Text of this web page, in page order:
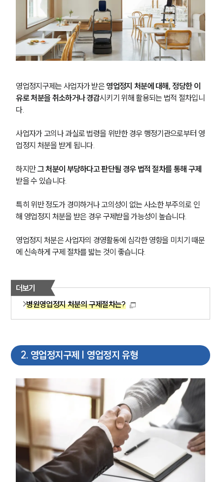
영업정지구제는 사업자가 받은 영업정지 처분에 대해, 정당한 이
유로 처분을 취소하거나 경감시키기 위해 활용되는 법적 절차입니
다.
사업자가 고의나 과실로 법령을 위반한 경우 행정기관으로부터 영
업정지 처분을 받게 됩니다.
하지만 그 처분이 부당하다고 판단될 경우 법적 절차를 통해 구제
받을 수 있습니다.
특히 위반 정도가 경미하거나 고의성이 없는 사소한 부주의로 인
해 영업정지 처분을 받은 경우 구제받을 가능성이 높습니다.
영업정지 처분은 사업자의 경영활동에 심각한 영향을 미치기 때문
에 신속하게 구제 절차를 밟는 것이 좋습니다.
더보기
병원영업정지 처분의 구제절차는?
2. 영업정지구제 | 영업정지 유형